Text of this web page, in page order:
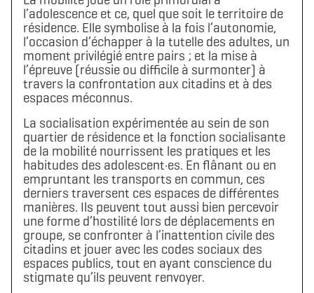
l’adolescence et ce, quel que soit le territoire de
résidence. Elle symbolise à la fois l’autonomie,
l’occasion d’échapper à la tutelle des adultes, un
moment privilégié entre pairs ; et la mise à
l’épreuve (réussie ou difficile à surmonter) à
travers la confrontation aux citadins et à des
espaces méconnus.
La socialisation expérimentée au sein de son
quartier de résidence et la fonction socialisante
de la mobilité nourrissent les pratiques et les
habitudes des adolescent·es. En flânant ou en
empruntant les transports en commun, ces
derniers traversent ces espaces de différentes
manières. Ils peuvent tout aussi bien percevoir
une forme d’hostilité lors de déplacements en
groupe, se confronter à l’inattention civile des
citadins et jouer avec les codes sociaux des
espaces publics, tout en ayant conscience du
stigmate qu’ils peuvent renvoyer.